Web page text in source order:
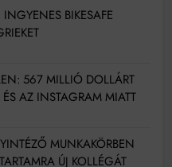
BIKESAFE
567 MILLIÓ DOLLÁRT
AZ INSTAGRAM MIATT
MUNKAKÖRBEN
ÚJ KOLLÉGÁT